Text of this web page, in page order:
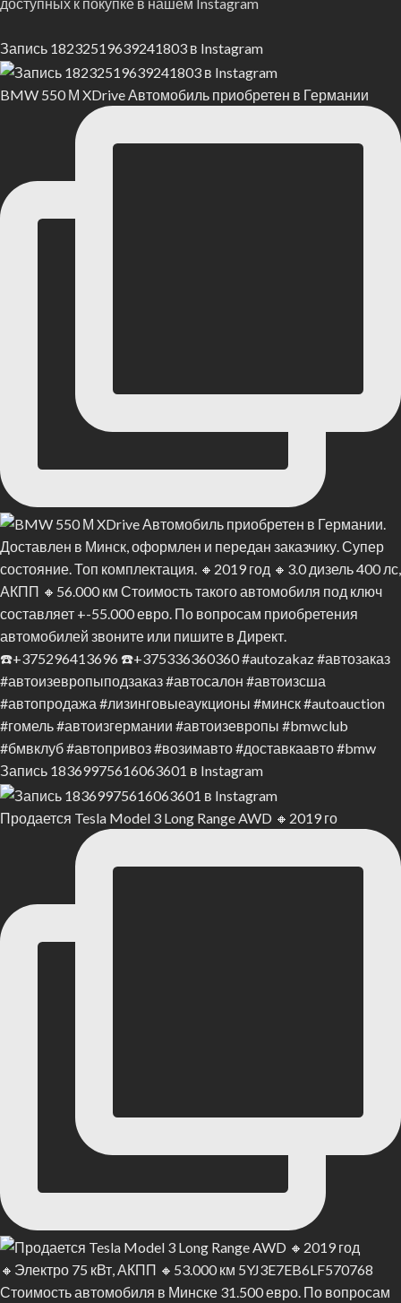
Запись 18232519639241803 в Instagram
BMW 550 М XDrive Автомобиль приобретен в Германии
Запись 18369975616063601 в Instagram
Продается Tesla Model 3 Long Range AWD 🔸2019 го